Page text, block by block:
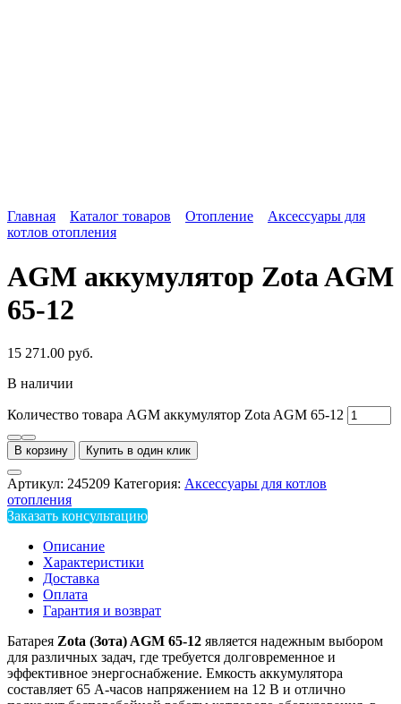
Главная Каталог товаров Отопление
Аксессуары для
котлов отопления
AGM аккумулятор Zota AGM
65-12
15 271.00 руб.
В наличии
Количество товара AGM аккумулятор Zota AGM 65-12
В корзину Купить в один клик
Артикул: 245209 Категория: Аксессуары для котлов
отопления
Заказать консультацию
Описание
Характеристики
Доставка
Оплата
Гарантия и возврат
Батарея Zota (Зота) AGM 65-12 является надежным выбором
для различных задач, где требуется долговременное и
эффективное энергоснабжение. Емкость аккумулятора
составляет 65 А-часов напряжением на 12 В и отлично